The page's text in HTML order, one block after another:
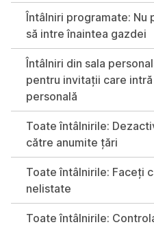
Întâlniri programate:
să intre înaintea gazdei
Întâlniri din sala
pentru invitații care
personală
Toate întâlnirile:
către anumite țări
Toate întâlnirile: Faceți
nelistate
Toate întâlnirile: